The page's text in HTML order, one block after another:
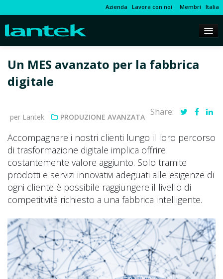
Azienda Lavora con noi Membri Italia
Un MES avanzato per la fabbrica
digitale
per Lantek PRODUZIONE AVANZATA Share:
Accompagnare i nostri clienti lungo il loro percorso
di trasformazione digitale implica offrire
costantemente valore aggiunto. Solo tramite
prodotti e servizi innovativi adeguati alle esigenze di
ogni cliente è possibile raggiungere il livello di
competitività richiesto a una fabbrica intelligente.